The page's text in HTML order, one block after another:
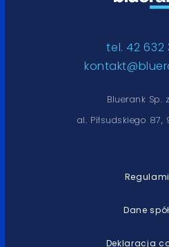
tel. 42 632
Bluerank Sp.
al. Piłsudskiego 87,
Dane
Deklaracja